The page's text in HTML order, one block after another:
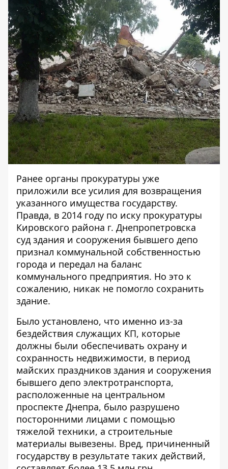
Ранее органы прокуратуры уже
приложили все усилия для возвращения
указанного имущества государству.
Правда, в 2014 году по иску прокуратуры
Кировского района г. Днепропетровска
суд здания и сооружения бывшего депо
признал коммунальной собственностью
города и передал на баланс
коммунального предприятия. Но это к
сожалению, никак не помогло сохранить
здание.
Было установлено, что именно из-за
бездействия служащих КП, которые
должны были обеспечивать охрану и
сохранность недвижимости, в период
майских праздников здания и сооружения
бывшего депо электротранспорта,
расположенные на центральном
проспекте Днепра, было разрушено
посторонними лицами с помощью
тяжелой техники, а строительные
материалы вывезены. Вред, причиненный
государству в результате таких действий,